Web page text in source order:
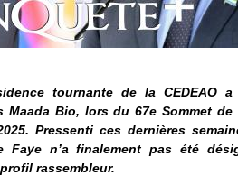
tournante de la CEDEAO
Bio, lors du 67e Sommet de
Pressenti ces dernières
Faye n’a finalement pas été
rassembleur.